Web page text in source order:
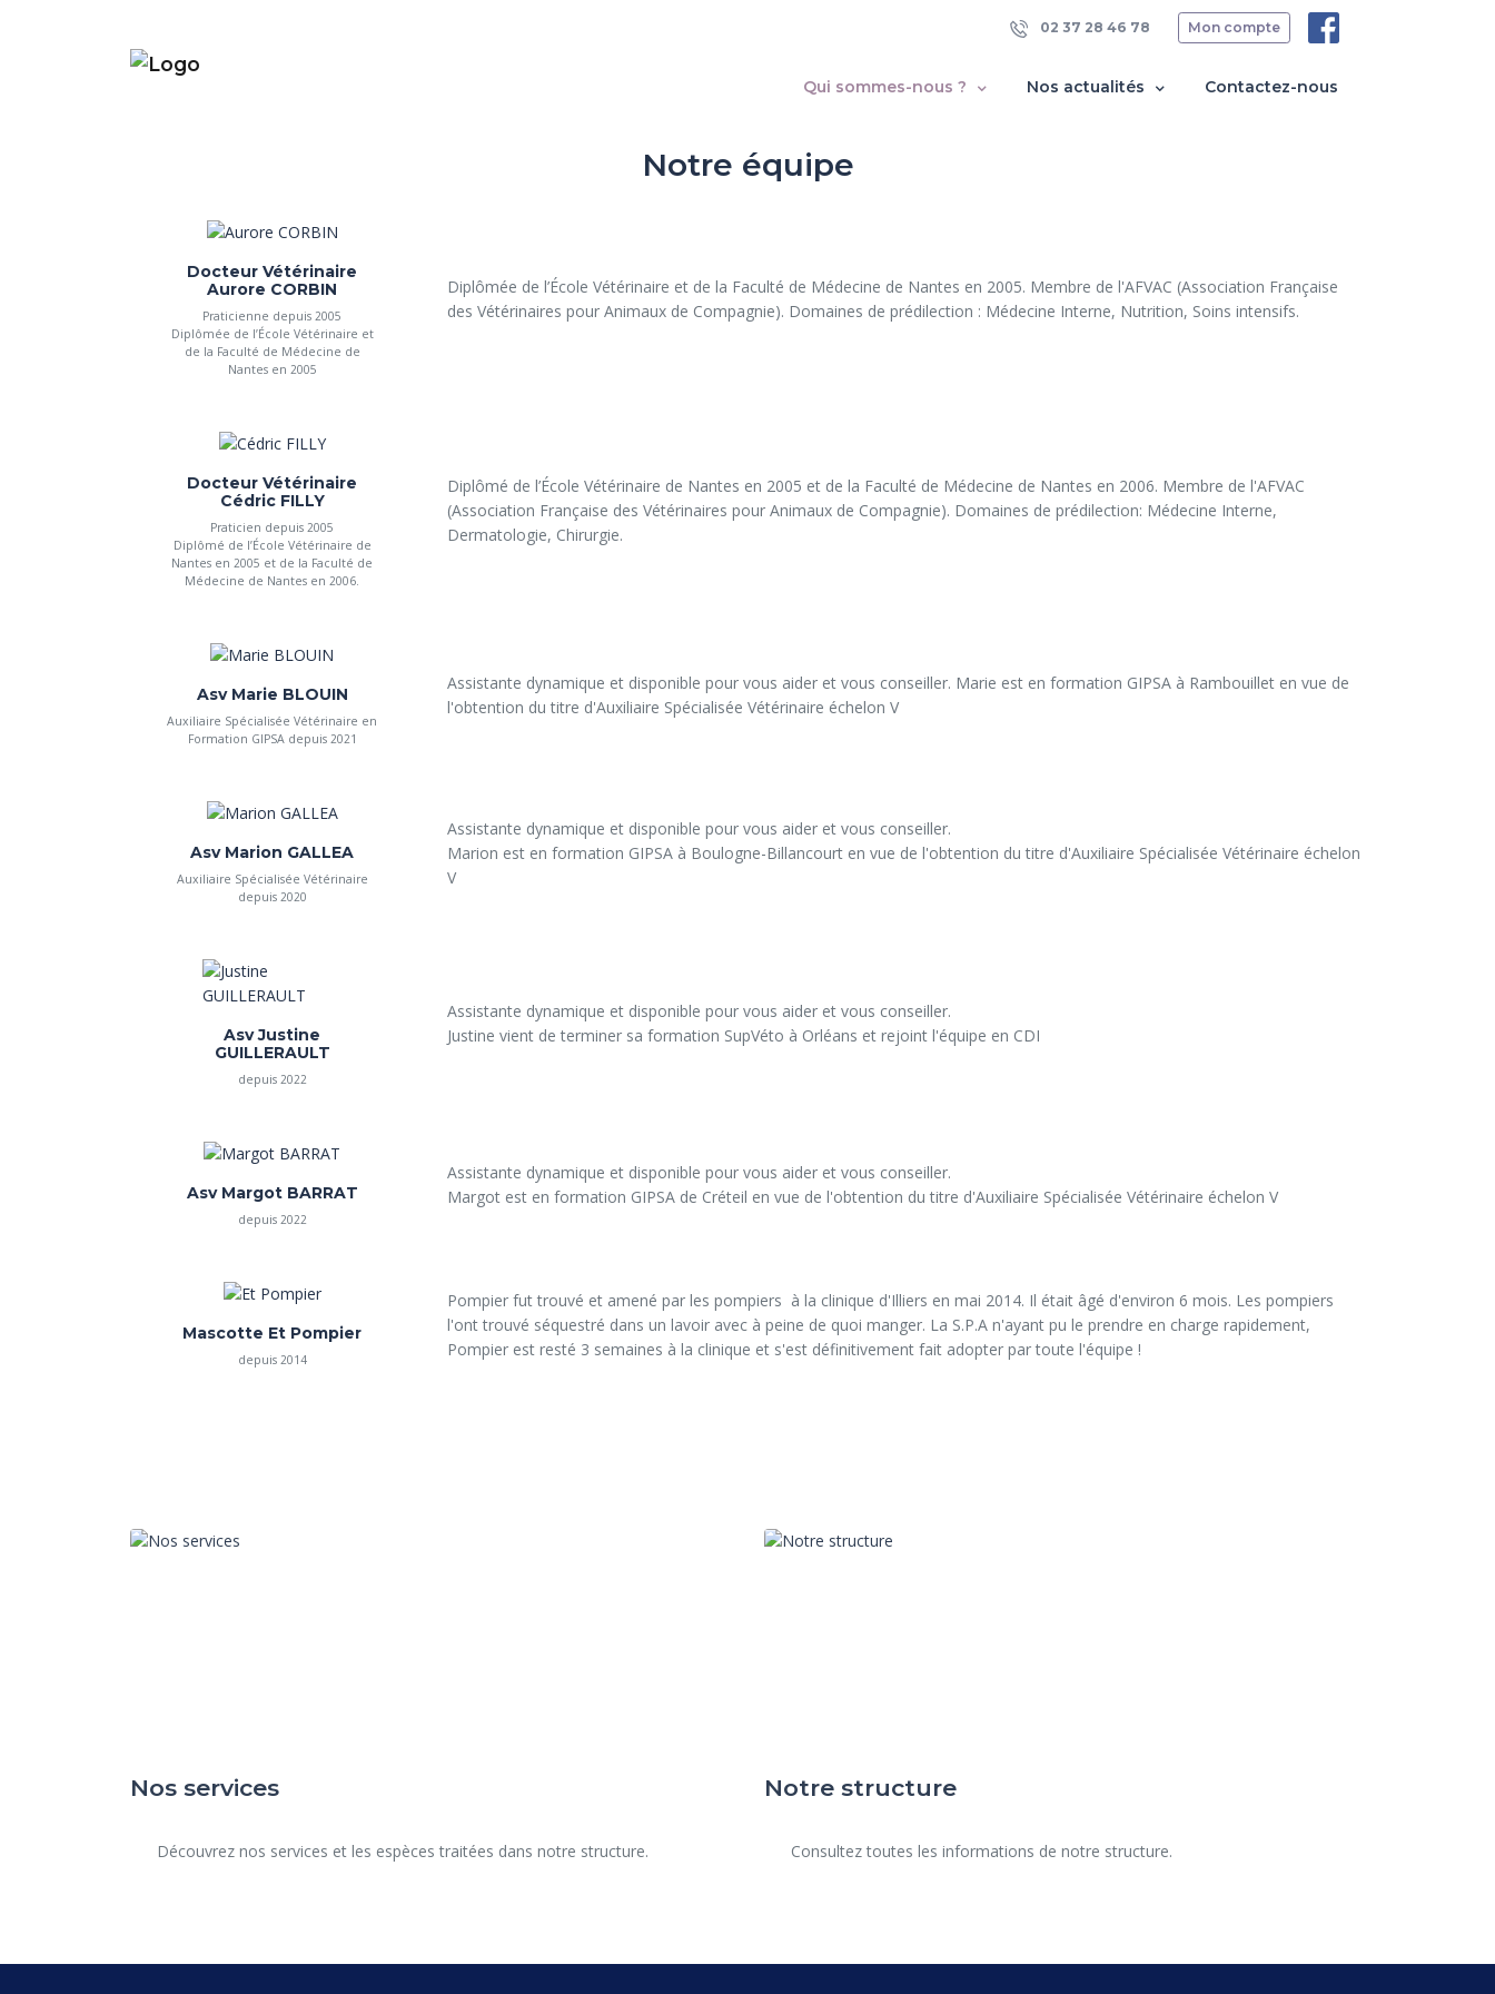
Qui sommes-nous ? Nos actualités Contactez-nous
02 37 28 46 78 Mon compte
Notre équipe
Docteur Vétérinaire
Aurore CORBIN
Praticienne depuis 2005
Diplômée de l’École Vétérinaire et
de la Faculté de Médecine de
Nantes en 2005
Diplômée de l’École Vétérinaire et de la Faculté de Médecine de Nantes en 2005. Membre de l'AFVAC (Association Française
des Vétérinaires pour Animaux de Compagnie). Domaines de prédilection : Médecine Interne, Nutrition, Soins intensifs.
Docteur Vétérinaire
Cédric FILLY
Praticien depuis 2005
Diplômé de l’École Vétérinaire de
Nantes en 2005 et de la Faculté de
Médecine de Nantes en 2006.
Diplômé de l’École Vétérinaire de Nantes en 2005 et de la Faculté de Médecine de Nantes en 2006. Membre de l'AFVAC
(Association Française des Vétérinaires pour Animaux de Compagnie). Domaines de prédilection: Médecine Interne,
Dermatologie, Chirurgie.
Asv Marie BLOUIN
Auxiliaire Spécialisée Vétérinaire en
Formation GIPSA depuis 2021
Assistante dynamique et disponible pour vous aider et vous conseiller. Marie est en formation GIPSA à Rambouillet en vue de
l'obtention du titre d'Auxiliaire Spécialisée Vétérinaire échelon V
Asv Marion GALLEA
Auxiliaire Spécialisée Vétérinaire
depuis 2020
Assistante dynamique et disponible pour vous aider et vous conseiller.
Marion est en formation GIPSA à Boulogne-Billancourt en vue de l'obtention du titre d'Auxiliaire Spécialisée Vétérinaire échelon
V
Asv Justine
GUILLERAULT
depuis 2022
Assistante dynamique et disponible pour vous aider et vous conseiller.
Justine vient de terminer sa formation SupVéto à Orléans et rejoint l'équipe en CDI
Asv Margot BARRAT
depuis 2022
Assistante dynamique et disponible pour vous aider et vous conseiller.
Margot est en formation GIPSA de Créteil en vue de l'obtention du titre d'Auxiliaire Spécialisée Vétérinaire échelon V
Mascotte Et Pompier
depuis 2014
Pompier fut trouvé et amené par les pompiers  à la clinique d'Illiers en mai 2014. Il était âgé d'environ 6 mois. Les pompiers
l'ont trouvé séquestré dans un lavoir avec à peine de quoi manger. La S.P.A n'ayant pu le prendre en charge rapidement,
Pompier est resté 3 semaines à la clinique et s'est définitivement fait adopter par toute l'équipe !
Nos services Notre structure